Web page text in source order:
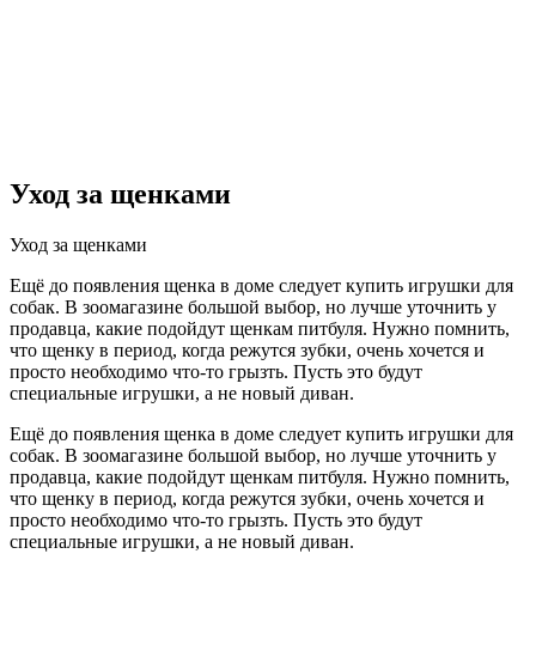
Уход за щенками
Уход за щенками
Ещё до появления щенка в доме следует купить игрушки для
собак. В зоомагазине большой выбор, но лучше уточнить у
продавца, какие подойдут щенкам питбуля. Нужно помнить,
что щенку в период, когда режутся зубки, очень хочется и
просто необходимо что-то грызть. Пусть это будут
специальные игрушки, а не новый диван.
Ещё до появления щенка в доме следует купить игрушки для
собак. В зоомагазине большой выбор, но лучше уточнить у
продавца, какие подойдут щенкам питбуля. Нужно помнить,
что щенку в период, когда режутся зубки, очень хочется и
просто необходимо что-то грызть. Пусть это будут
специальные игрушки, а не новый диван.